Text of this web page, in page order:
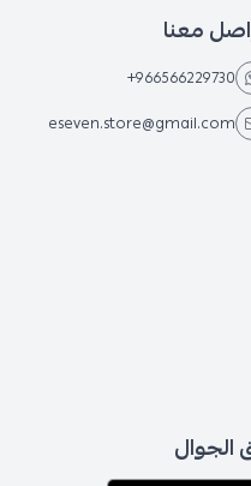
معنا
+966566229730
eseven.store@gmail.com
الجوال